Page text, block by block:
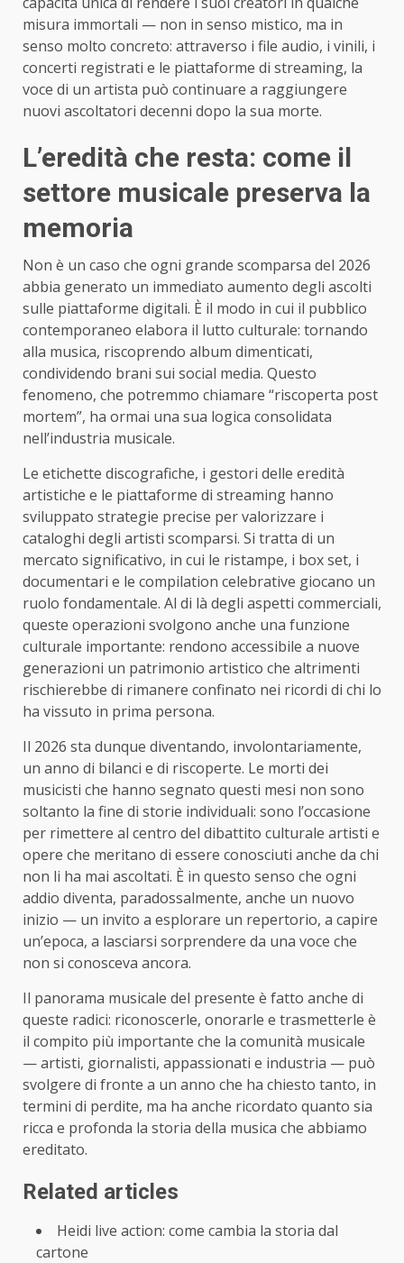
misura immortali — non in senso mistico, ma in
senso molto concreto: attraverso i file audio, i vinili, i
concerti registrati e le piattaforme di streaming, la
voce di un artista può continuare a raggiungere
nuovi ascoltatori decenni dopo la sua morte.
L’eredità che resta: come il
settore musicale preserva la
memoria
Non è un caso che ogni grande scomparsa del 2026
abbia generato un immediato aumento degli ascolti
sulle piattaforme digitali. È il modo in cui il pubblico
contemporaneo elabora il lutto culturale: tornando
alla musica, riscoprendo album dimenticati,
condividendo brani sui social media. Questo
fenomeno, che potremmo chiamare “riscoperta post
mortem”, ha ormai una sua logica consolidata
nell’industria musicale.
Le etichette discografiche, i gestori delle eredità
artistiche e le piattaforme di streaming hanno
sviluppato strategie precise per valorizzare i
cataloghi degli artisti scomparsi. Si tratta di un
mercato significativo, in cui le ristampe, i box set, i
documentari e le compilation celebrative giocano un
ruolo fondamentale. Al di là degli aspetti commerciali,
queste operazioni svolgono anche una funzione
culturale importante: rendono accessibile a nuove
generazioni un patrimonio artistico che altrimenti
rischierebbe di rimanere confinato nei ricordi di chi lo
ha vissuto in prima persona.
Il 2026 sta dunque diventando, involontariamente,
un anno di bilanci e di riscoperte. Le morti dei
musicisti che hanno segnato questi mesi non sono
soltanto la fine di storie individuali: sono l’occasione
per rimettere al centro del dibattito culturale artisti e
opere che meritano di essere conosciuti anche da chi
non li ha mai ascoltati. È in questo senso che ogni
addio diventa, paradossalmente, anche un nuovo
inizio — un invito a esplorare un repertorio, a capire
un’epoca, a lasciarsi sorprendere da una voce che
non si conosceva ancora.
Il panorama musicale del presente è fatto anche di
queste radici: riconoscerle, onorarle e trasmetterle è
il compito più importante che la comunità musicale
— artisti, giornalisti, appassionati e industria — può
svolgere di fronte a un anno che ha chiesto tanto, in
termini di perdite, ma ha anche ricordato quanto sia
ricca e profonda la storia della musica che abbiamo
ereditato.
Related articles
Heidi live action: come cambia la storia dal
cartone